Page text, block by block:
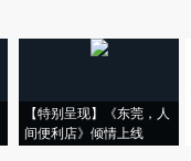
【特别呈现】《东莞，人
间便利店》倾情上线